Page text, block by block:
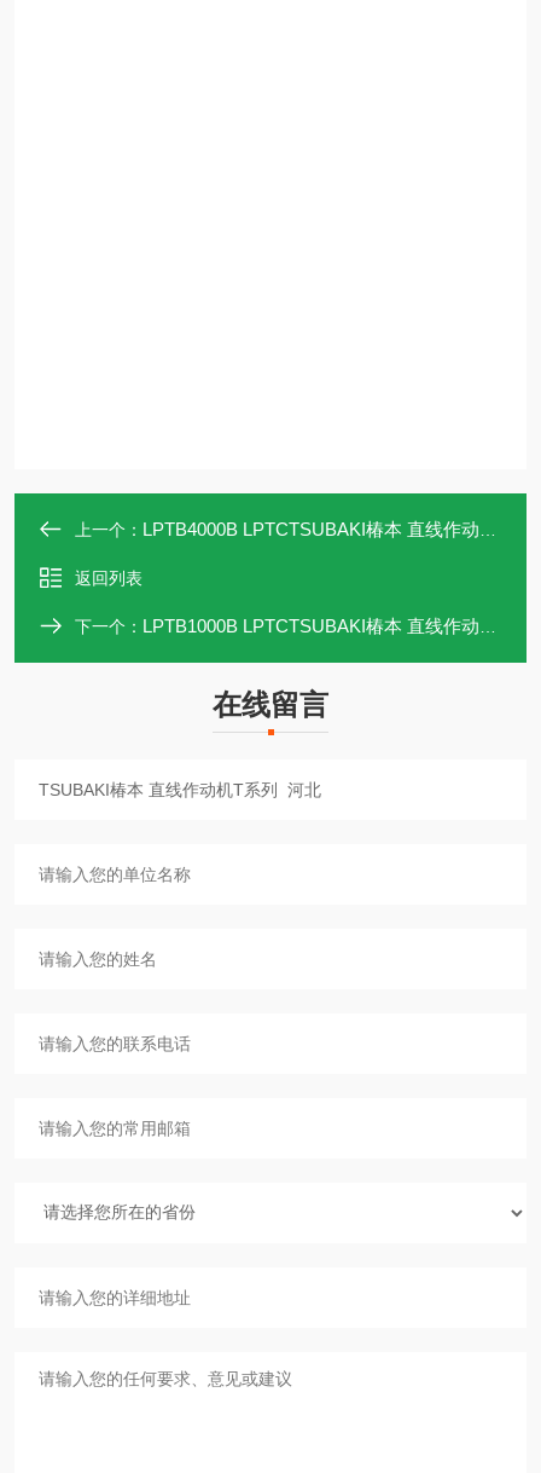
上一个： LPTB4000B LPTCTSUBAKI椿本 直线作动机T系列 辽宁
返回列表
下一个： LPTB1000B LPTCTSUBAKI椿本 直线作动机T系列 山东
在线留言